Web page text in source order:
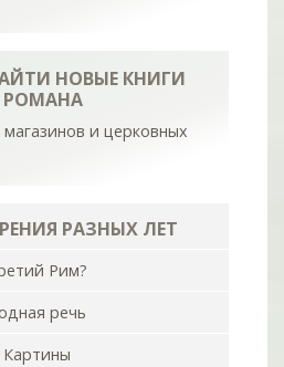
НОВЫЕ КНИГИ
магазинов и церковных
РАЗНЫХ ЛЕТ
Рим?
речь
Картины